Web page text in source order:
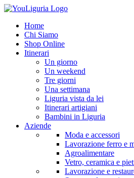
Home
Chi Siamo
Shop Online
Itinerari
Un giorno
Un weekend
Tre giorni
Una settimana
Liguria vista da lei
Itinerari artigiani
Bambini in Liguria
Aziende
Moda e accessori
Lavorazione ferro e
Agroalimentare
Vetro, ceramica e
Lavorazione e